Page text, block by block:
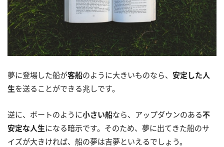
夢に登場した船が客船のように大きいものなら、 安定した人
生を送ることができる兆しです。
逆に、ボートのように小さい船なら、アップダウンのある不
安定な人生になる暗示です。そのため、夢に出てきた船のサ
イズが大きければ、船の夢は吉夢といえるでしょう。